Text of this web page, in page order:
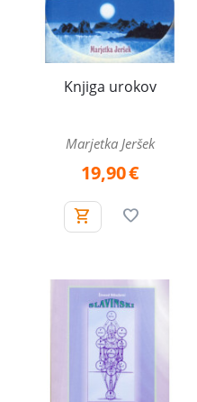
Knjiga urokov
Marjetka Jeršek
19,90€